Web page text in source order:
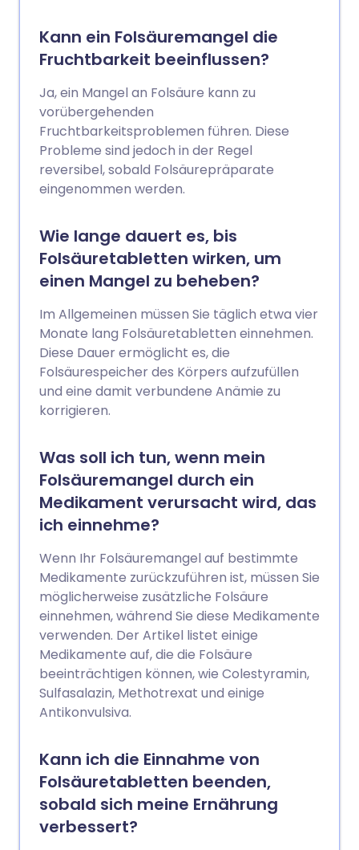
Kann ein Folsäuremangel die
Fruchtbarkeit beeinflussen?
Ja, ein Mangel an Folsäure kann zu
vorübergehenden
Fruchtbarkeitsproblemen führen. Diese
Probleme sind jedoch in der Regel
reversibel, sobald Folsäurepräparate
eingenommen werden.
Wie lange dauert es, bis
Folsäuretabletten wirken, um
einen Mangel zu beheben?
Im Allgemeinen müssen Sie täglich etwa vier
Monate lang Folsäuretabletten einnehmen.
Diese Dauer ermöglicht es, die
Folsäurespeicher des Körpers aufzufüllen
und eine damit verbundene Anämie zu
korrigieren.
Was soll ich tun, wenn mein
Folsäuremangel durch ein
Medikament verursacht wird, das
ich einnehme?
Wenn Ihr Folsäuremangel auf bestimmte
Medikamente zurückzuführen ist, müssen Sie
möglicherweise zusätzliche Folsäure
einnehmen, während Sie diese Medikamente
verwenden. Der Artikel listet einige
Medikamente auf, die die Folsäure
beeinträchtigen können, wie Colestyramin,
Sulfasalazin, Methotrexat und einige
Antikonvulsiva.
Kann ich die Einnahme von
Folsäuretabletten beenden,
sobald sich meine Ernährung
verbessert?